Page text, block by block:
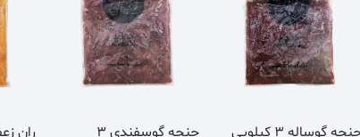
چنجه گوساله 3 کیلویی
چنجه گوسفندی 3